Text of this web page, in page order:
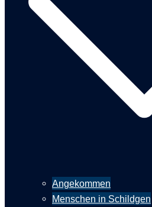
Angekommen
Menschen in Schildgen